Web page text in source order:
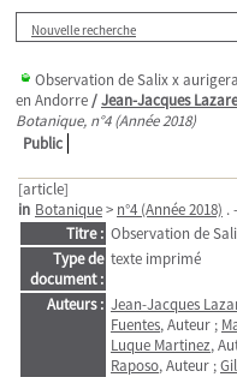
Nouvelle recherche
Observation de Salix x
en Andorre/Jean-Jacques Lazare
Botanique, n°4 (Année 2018)
Public
[article]
in Botanique> n°4 (Année 2018) .
Titre : Observation de
Type de
document :
texte imprimé
Auteurs : Jean-Jacques
Fuentes, Auteur ;
Luque Martinez,
Raposo, Auteur ;